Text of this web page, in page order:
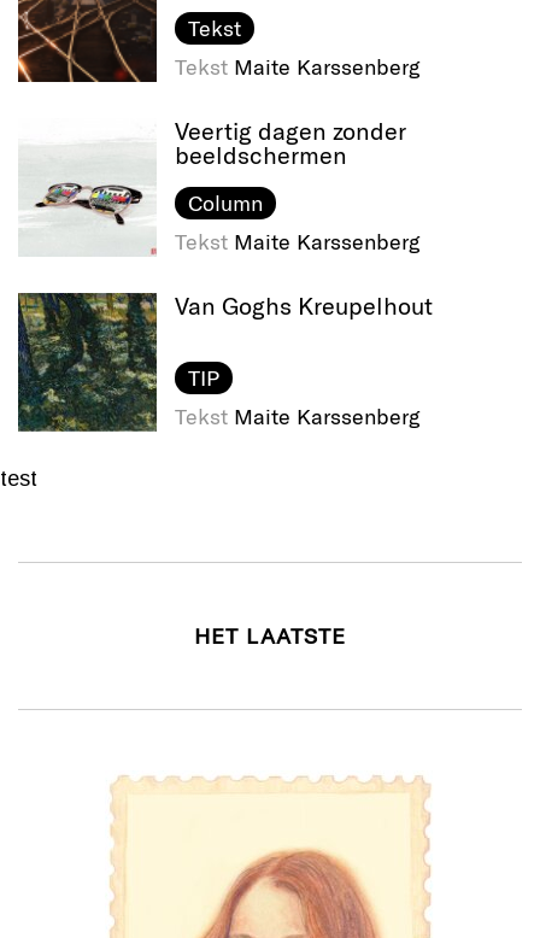
Tekst
Tekst Maite Karssenberg
Veertig dagen zonder
beeldschermen
Column
Tekst Maite Karssenberg
Van Goghs Kreupelhout
TIP
Tekst Maite Karssenberg
test
HET LAATSTE